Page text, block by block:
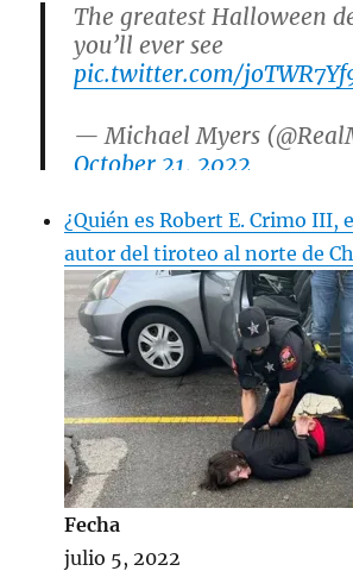
The greatest Halloween
you’ll ever see
pic.twitter.com/
— Michael Myers
October 21, 2022
¿Quién es Robert E. Crimo III,
autor del tiroteo al norte de
Fecha
julio 5, 2022